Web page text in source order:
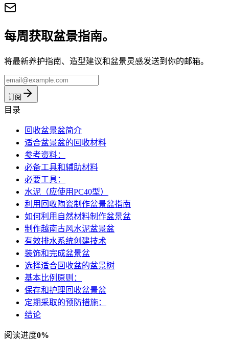
每周获取盆景指南。
将最新养护指南、造型建议和盆景灵感发送到你的邮箱。
订阅
目录
回收盆景盆简介
适合盆景盆的回收材料
参考资料：
必备工具和辅助材料
必要工具：
水泥（应使用PC40型）
利用回收陶瓷制作盆景盆指南
如何利用自然材料制作盆景盆
制作越南古风水泥盆景盆
有效排水系统创建技术
装饰和完成盆景盆
选择适合回收盆的盆景树
基本比例原则：
保存和护理回收盆景盆
定期采取的预防措施：
结论
阅读进度0%